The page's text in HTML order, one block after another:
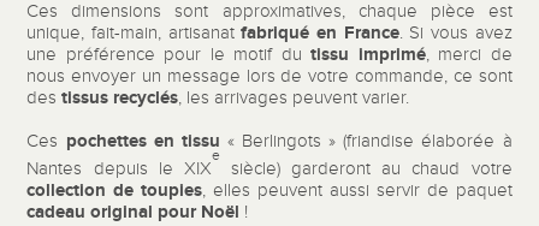
Ces dimensions sont approximatives, chaque pièce est
unique, fait-main, artisanatfabriqué en France. Si vous avez
une préférence pour le motif dutissu imprimé, merci de
nous envoyer un message lors de votre commande, ce sont
destissus recyclés, les arrivages peuvent varier.
Ces pochettes en tissu « Berlingots » (friandise élaborée à
Nantes depuis le XIX
e
siècle) garderont au chaud votre
collection de toupies, elles peuvent aussi servir de paquet
cadeau original pour Noël !